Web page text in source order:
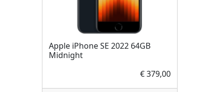
Apple iPhone SE 2022 64GB
Midnight
€ 379,00